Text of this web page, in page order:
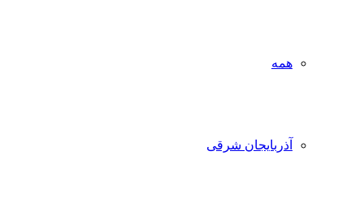
همه
آذربایجان شرقی